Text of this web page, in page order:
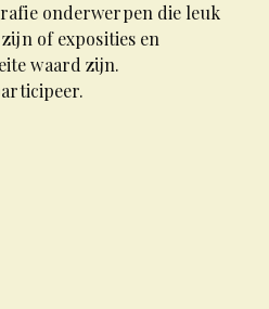
onderwerpen die leuk
of exposities en
waard zijn.